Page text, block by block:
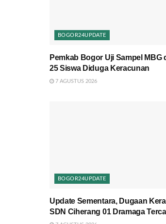
BOGOR24UPDATE
Pemkab Bogor Uji Sampel MBG
25 Siswa Diduga Keracunan
7 AGUSTUS 2026
BOGOR24UPDATE
Update Sementara, Dugaan
SDN Ciherang 01 Dramaga